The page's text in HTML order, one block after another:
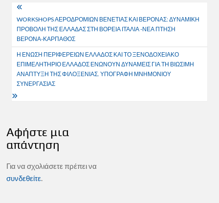
Πλοήγηση
άρθρων
WORKSHOPS ΑΕΡΟΔΡΟΜΙΩΝ ΒΕΝΕΤΙΑΣ ΚΑΙ ΒΕΡΟΝΑΣ: ΔΥΝΑΜΙΚΗ
ΠΡΟΒΟΛΗ ΤΗΣ ΕΛΛΑΔΑΣ ΣΤΗ ΒΟΡΕΙΑ ΙΤΑΛΙΑ -ΝΕΑ ΠΤΗΣΗ
ΒΕΡΟΝΑ-ΚΑΡΠΑΘΟΣ
Η ΕΝΩΣΗ ΠΕΡΙΦΕΡΕΙΩΝ ΕΛΛΑΔΟΣ ΚΑΙ ΤΟ ΞΕΝΟΔΟΧΕΙΑΚΟ
ΕΠΙΜΕΛΗΤΗΡΙΟ ΕΛΛΑΔΟΣ ΕΝΩΝΟΥΝ ΔΥΝΑΜΕΙΣ ΓΙΑ ΤΗ ΒΙΩΣΙΜΗ
ΑΝΑΠΤΥΞΗ ΤΗΣ ΦΙΛΟΞΕΝΙΑΣ. ΥΠΟΓΡΑΦΗ ΜΝΗΜΟΝΙΟΥ
ΣΥΝΕΡΓΑΣΙΑΣ
Αφήστε μια
απάντηση
Για να σχολιάσετε πρέπει να
συνδεθείτε.